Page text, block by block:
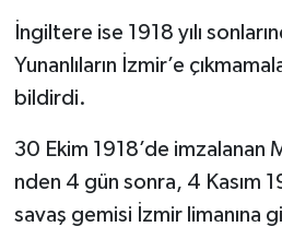
İngiltere ise 1918 yılı
Yunanlıların İzmir’e
bildirdi.
30 Ekim 1918’de imzalanan
nden 4 gün sonra, 4 Kasım
savaş gemisi İzmir limanına